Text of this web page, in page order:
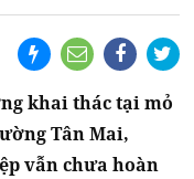
khai thác tại mỏ
Tân Mai,
vẫn chưa hoàn